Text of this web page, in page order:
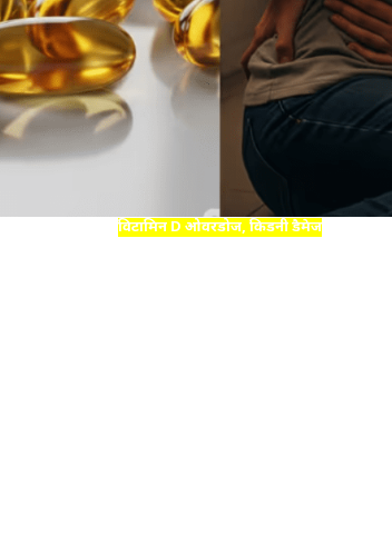
विटामिन D ओवरडोज, किडनी डैमेज